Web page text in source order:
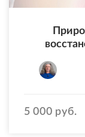
5 000 руб.